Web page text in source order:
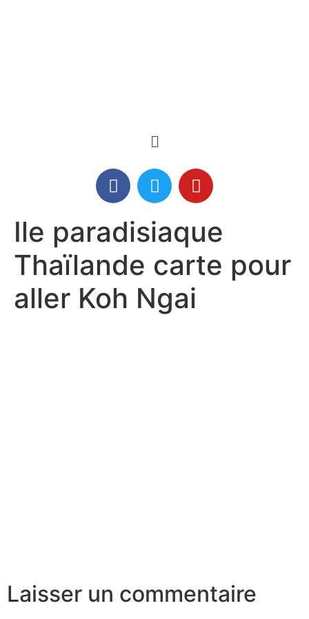
Ile paradisiaque
Thaïlande carte pour
aller Koh Ngai
Laisser un commentaire